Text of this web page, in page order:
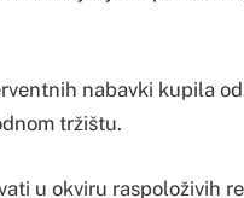
nabavki kupila
tržištu.
u okviru raspoloživih